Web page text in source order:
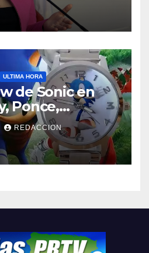
ULTIMA HORA
de Sonic en
Ponce,
Humacao,
para el que
REDACCION